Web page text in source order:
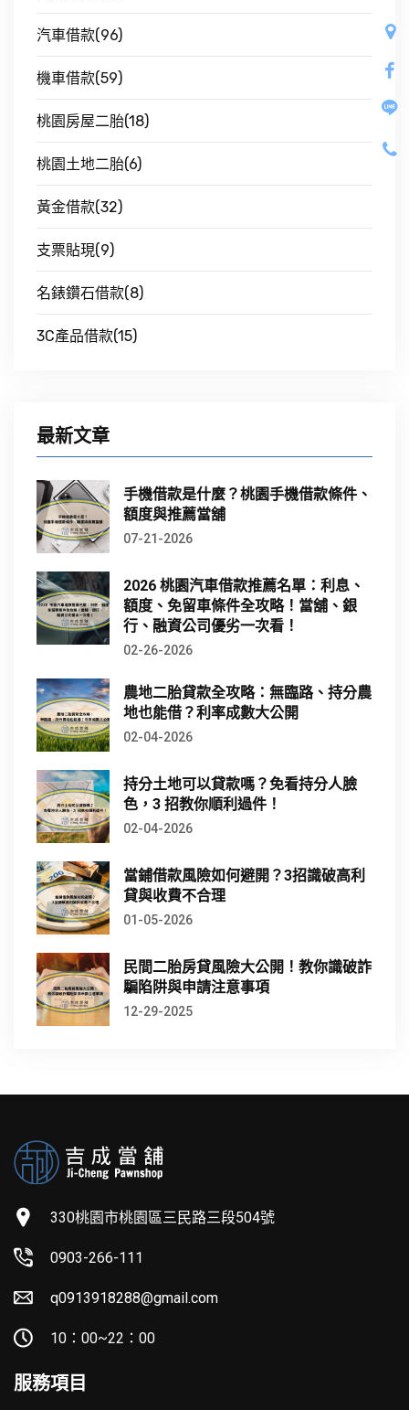
汽車借款(96)
機車借款(59)
桃園房屋二胎(18)
桃園土地二胎(6)
黃金借款(32)
支票貼現(9)
名錶鑽石借款(8)
3C產品借款(15)
最新文章
手機借款是什麼？桃園手機借款條件、
額度與推薦當舖
07-21-2026
2026 桃園汽車借款推薦名單：利息、
額度、免留車條件全攻略！當舖、銀
行、融資公司優劣一次看！
02-26-2026
農地二胎貸款全攻略：無臨路、持分農
地也能借？利率成數大公開
02-04-2026
持分土地可以貸款嗎？免看持分人臉
色，3 招教你順利過件！
02-04-2026
當鋪借款風險如何避開？3招識破高利
貸與收費不合理
01-05-2026
民間二胎房貸風險大公開！教你識破詐
騙陷阱與申請注意事項
12-29-2025
330桃園市桃園區三民路三段504號
0903-266-111
q0913918288@gmail.com
10：00~22：00
服務項目